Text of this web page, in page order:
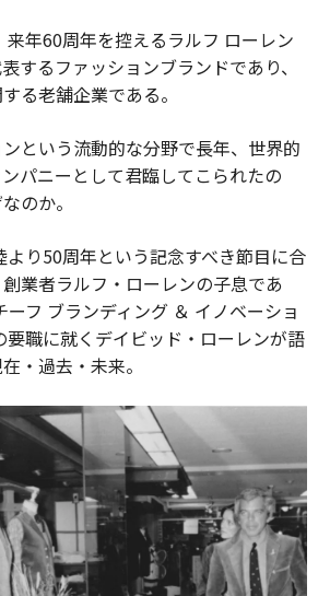
年60周年を控えるラルフ ローレン
するファッションブランドであり、
る老舗企業である。
という流動的な分野で長年、世界的
パニーとして君臨してこられたの
のか。
より50周年という記念すべき節目に合
業者ラルフ・ローレンの子息であ
ーフ ブランディング ＆ イノベーショ
要職に就くデイビッド・ローレンが語
・過去・未来。